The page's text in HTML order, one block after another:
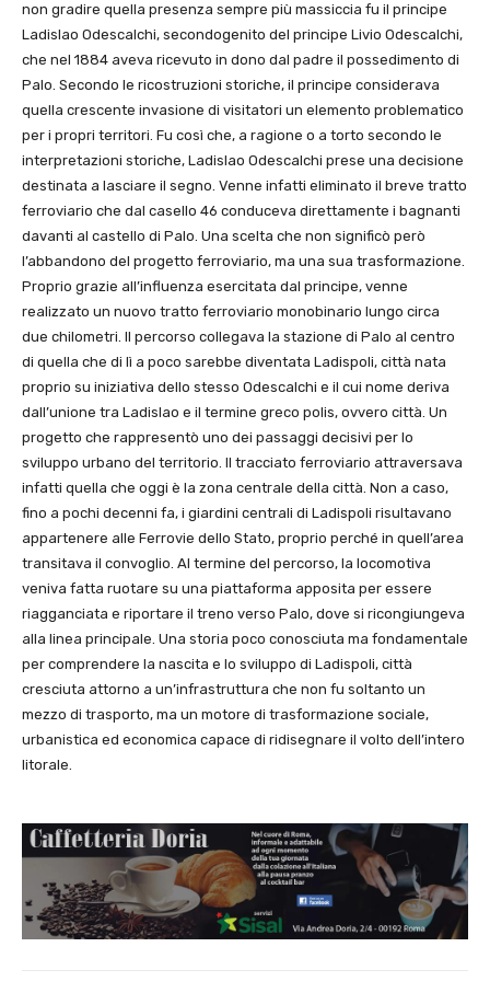
non gradire quella presenza sempre più massiccia fu il principe
Ladislao Odescalchi, secondogenito del principe Livio Odescalchi,
che nel 1884 aveva ricevuto in dono dal padre il possedimento di
Palo. Secondo le ricostruzioni storiche, il principe considerava
quella crescente invasione di visitatori un elemento problematico
per i propri territori. Fu così che, a ragione o a torto secondo le
interpretazioni storiche, Ladislao Odescalchi prese una decisione
destinata a lasciare il segno. Venne infatti eliminato il breve tratto
ferroviario che dal casello 46 conduceva direttamente i bagnanti
davanti al castello di Palo. Una scelta che non significò però
l’abbandono del progetto ferroviario, ma una sua trasformazione.
Proprio grazie all’influenza esercitata dal principe, venne
realizzato un nuovo tratto ferroviario monobinario lungo circa
due chilometri. Il percorso collegava la stazione di Palo al centro
di quella che di lì a poco sarebbe diventata Ladispoli, città nata
proprio su iniziativa dello stesso Odescalchi e il cui nome deriva
dall’unione tra Ladislao e il termine greco polis, ovvero città. Un
progetto che rappresentò uno dei passaggi decisivi per lo
sviluppo urbano del territorio. Il tracciato ferroviario attraversava
infatti quella che oggi è la zona centrale della città. Non a caso,
fino a pochi decenni fa, i giardini centrali di Ladispoli risultavano
appartenere alle Ferrovie dello Stato, proprio perché in quell’area
transitava il convoglio. Al termine del percorso, la locomotiva
veniva fatta ruotare su una piattaforma apposita per essere
riagganciata e riportare il treno verso Palo, dove si ricongiungeva
alla linea principale. Una storia poco conosciuta ma fondamentale
per comprendere la nascita e lo sviluppo di Ladispoli, città
cresciuta attorno a un’infrastruttura che non fu soltanto un
mezzo di trasporto, ma un motore di trasformazione sociale,
urbanistica ed economica capace di ridisegnare il volto dell’intero
litorale.